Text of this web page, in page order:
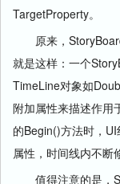
TargetProperty。
原来，StoryBoard
就是这样：一个
TimeLine对象如
附加属性来描述作用
的Begin()方法时，
属性，时间线内不断
值得注意的是，